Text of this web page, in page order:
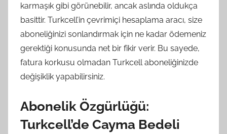
karmaşık gibi görünebilir, ancak aslında oldukça
basittir. Turkcell’in çevrimiçi hesaplama aracı, size
aboneliğinizi sonlandırmak için ne kadar ödemeniz
gerektiği konusunda net bir fikir verir. Bu sayede,
fatura korkusu olmadan Turkcell aboneliğinizde
değişiklik yapabilirsiniz.
Abonelik Özgürlüğü:
Turkcell’de Cayma Bedeli